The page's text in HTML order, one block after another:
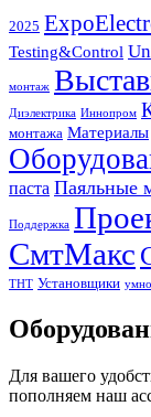
2025
Testing&Control
монтаж
Диэлектрика Иннопром
монтажа Материалы
паста Паяльные
Поддержка
СмтМакс
ТНТ Установщики
Для вашего
пополняем наш